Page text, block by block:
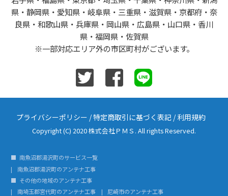
県・静岡県・愛知県・岐阜県・三重県・滋賀県・京都府・奈
良県・和歌山県・兵庫県・岡山県・広島県・山口県・香川
県・福岡県・佐賀県
※一部対応エリア外の市区町村がございます。
プライバシーポリシー /特定商取引に基づく表記 /利用規約
Copyright (C) 2020 株式会社ＰＭＳ. All rights Reserved.
南魚沼郡湯沢町のサービス一覧
南魚沼郡湯沢町のアンテナ工事
その他の地域のアンテナ工事
南埼玉郡宮代町のアンテナ工事
尼崎市のアンテナ工事